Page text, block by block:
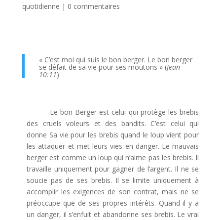
quotidienne | 0 commentaires
« C’est moi qui suis le bon berger. Le bon berger
se défait de sa vie pour ses moutons » (Jean
10:11)
Le bon Berger est celui qui protège les brebis
des cruels voleurs et des bandits. C’est celui qui
donne Sa vie pour les brebis quand le loup vient pour
les attaquer et met leurs vies en danger. Le mauvais
berger est comme un loup qui n’aime pas les brebis. Il
travaille uniquement pour gagner de l’argent. Il ne se
soucie pas de ses brebis. Il se limite uniquement à
accomplir les exigences de son contrat, mais ne se
préoccupe que de ses propres intérêts. Quand il y a
un danger, il s’enfuit et abandonne ses brebis. Le vrai